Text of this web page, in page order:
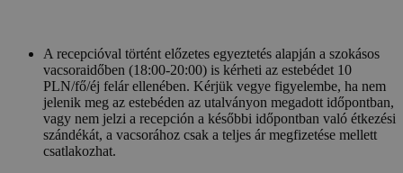
A recepcióval történt előzetes egyeztetés alapján a szokásos
vacsoraidőben (18:00-20:00) is kérheti az estebédet 10
PLN/fő/éj felár ellenében. Kérjük vegye figyelembe, ha nem
jelenik meg az estebéden az utalványon megadott időpontban,
vagy nem jelzi a recepción a későbbi időpontban való étkezési
szándékát, a vacsorához csak a teljes ár megfizetése mellett
csatlakozhat.